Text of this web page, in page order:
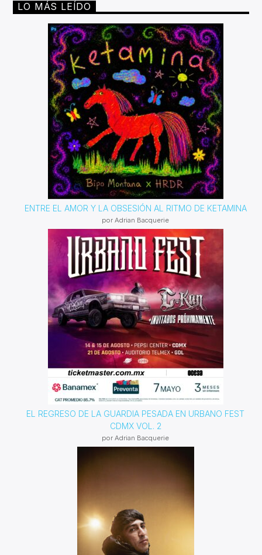
LO MÁS LEÍDO
ENTRE EL AMOR Y LA OBSESIÓN AL RITMO DE KETAMINA
por Adrian Bacquerie
EL REGRESO DE LA GUARDIA PESADA EN URBANO FEST
CDMX VOL. 2
por Adrian Bacquerie